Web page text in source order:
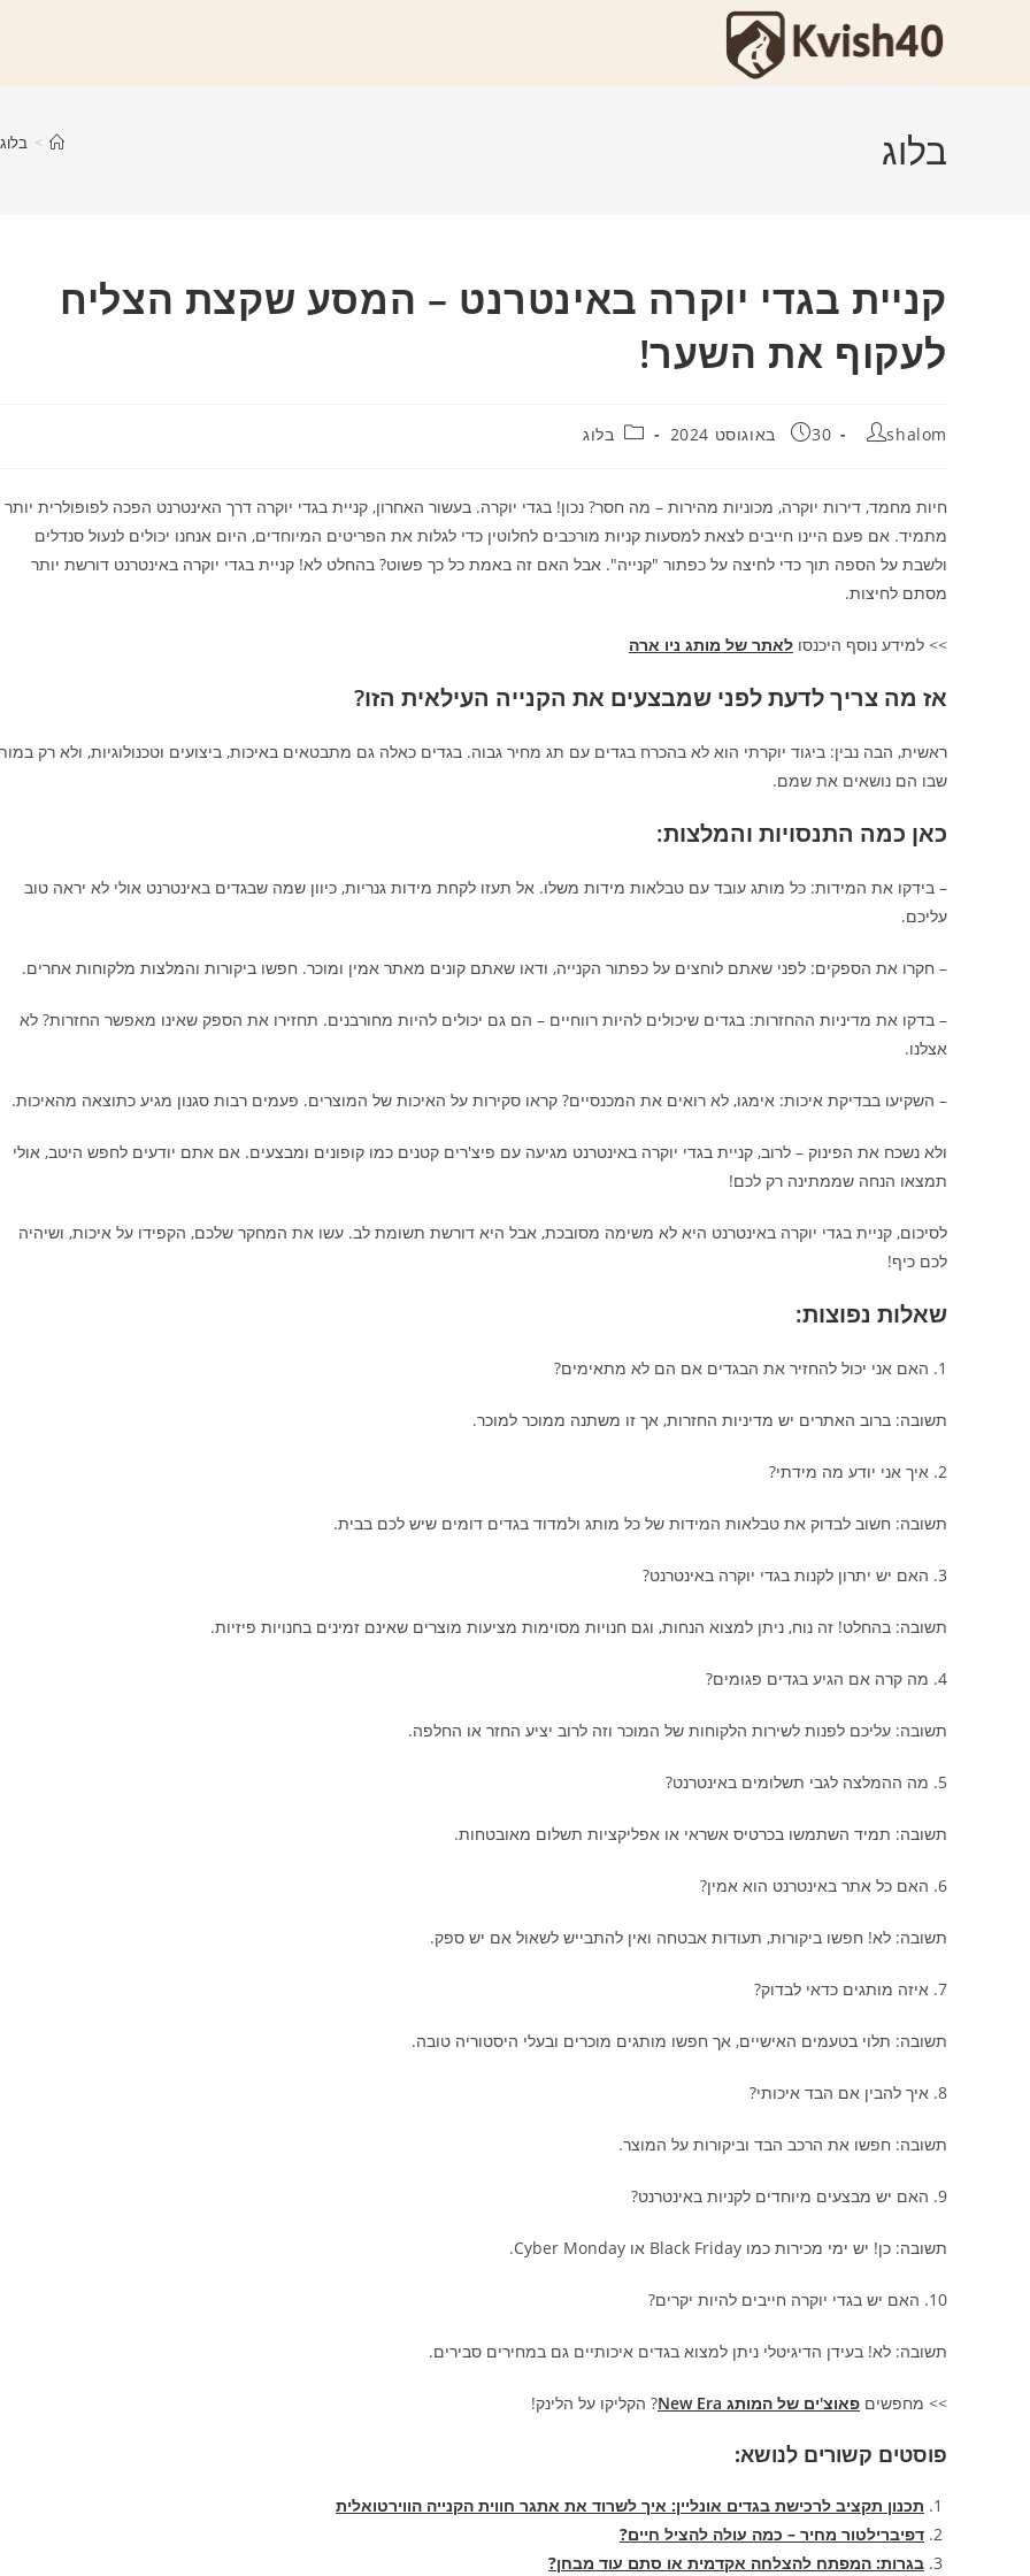
בלוג > בלוג
קניית בגדי יוקרה באינטרנט – המסע שקצת הצליח
לעקוף את השער!
מחבר:
shalom פורסם: 30 באוגוסט 2024 קטגוריה:
בלוג
חיות מחמד, דירות יוקרה, מכוניות מהירות – מה חסר? נכון! בגדי יוקרה. בעשור האחרון, קניית בגדי יוקרה דרך האינטרנט הפכה לפופולרית יותר
מתמיד. אם פעם היינו חייבים לצאת למסעות קניות מורכבים לחלוטין כדי לגלות את הפריטים המיוחדים, היום אנחנו יכולים לנעול סנדלים
ולשבת על הספה תוך כדי לחיצה על כפתור "קנייה". אבל האם זה באמת כל כך פשוט? בהחלט לא! קניית בגדי יוקרה באינטרנט דורשת יותר
מסתם לחיצות.
>> למידע נוסף היכנסו לאתר של מותג ניו ארה
אז מה צריך לדעת לפני שמבצעים את הקנייה העילאית הזו?
ראשית, הבה נבין: ביגוד יוקרתי הוא לא בהכרח בגדים עם תג מחיר גבוה. בגדים כאלה גם מתבטאים באיכות, ביצועים וטכנולוגיות, ולא רק
שבו הם נושאים את שמם.
כאן כמה התנסויות והמלצות:
– בידקו את המידות: כל מותג עובד עם טבלאות מידות משלו. אל תעזו לקחת מידות גנריות, כיוון שמה שבגדים באינטרנט אולי לא יראה טוב
עליכם.
– חקרו את הספקים: לפני שאתם לוחצים על כפתור הקנייה, ודאו שאתם קונים מאתר אמין ומוכר. חפשו ביקורות והמלצות מלקוחות אחרים.
– בדקו את מדיניות ההחזרות: בגדים שיכולים להיות רווחיים – הם גם יכולים להיות מחורבנים. תחזירו את הספק שאינו מאפשר החזרות? לא
אצלנו.
– השקיעו בבדיקת איכות: אימגו, לא רואים את המכנסיים? קראו סקירות על האיכות של המוצרים. פעמים רבות סגנון מגיע כתוצאה מהאיכות.
ולא נשכח את הפינוק – לרוב, קניית בגדי יוקרה באינטרנט מגיעה עם פיצ'רים קטנים כמו קופונים ומבצעים. אם אתם יודעים לחפש היטב, אולי
תמצאו הנחה שממתינה רק לכם!
לסיכום, קניית בגדי יוקרה באינטרנט היא לא משימה מסובכת, אבל היא דורשת תשומת לב. עשו את המחקר שלכם, הקפידו על איכות, ושיהיה
לכם כיף!
שאלות נפוצות:
1. האם אני יכול להחזיר את הבגדים אם הם לא מתאימים?
תשובה: ברוב האתרים יש מדיניות החזרות, אך זו משתנה ממוכר למוכר.
2. איך אני יודע מה מידתי?
תשובה: חשוב לבדוק את טבלאות המידות של כל מותג ולמדוד בגדים דומים שיש לכם בבית.
3. האם יש יתרון לקנות בגדי יוקרה באינטרנט?
תשובה: בהחלט! זה נוח, ניתן למצוא הנחות, וגם חנויות מסוימות מציעות מוצרים שאינם זמינים בחנויות פיזיות.
4. מה קרה אם הגיע בגדים פגומים?
תשובה: עליכם לפנות לשירות הלקוחות של המוכר וזה לרוב יציע החזר או החלפה.
5. מה ההמלצה לגבי תשלומים באינטרנט?
תשובה: תמיד השתמשו בכרטיס אשראי או אפליקציות תשלום מאובטחות.
6. האם כל אתר באינטרנט הוא אמין?
תשובה: לא! חפשו ביקורות, תעודות אבטחה ואין להתבייש לשאול אם יש ספק.
7. איזה מותגים כדאי לבדוק?
תשובה: תלוי בטעמים האישיים, אך חפשו מותגים מוכרים ובעלי היסטוריה טובה.
8. איך להבין אם הבד איכותי?
תשובה: חפשו את הרכב הבד וביקורות על המוצר.
9. האם יש מבצעים מיוחדים לקניות באינטרנט?
תשובה: כן! יש ימי מכירות כמו Black Friday או Cyber Monday.
10. האם יש בגדי יוקרה חייבים להיות יקרים?
תשובה: לא! בעידן הדיגיטלי ניתן למצוא בגדים איכותיים גם במחירים סבירים.
>> מחפשים פאוצ'ים של המותג New Era ? הקליקו על הלינק!
פוסטים קשורים לנושא:
תכנון תקציב לרכישת בגדים אונליין: איך לשרוד את אתגר חווית הקנייה הווירטואלית
דפיברילטור מחיר – כמה עולה להציל חיים?
בגרות: המפתח להצלחה אקדמית או סתם עוד מבחן?